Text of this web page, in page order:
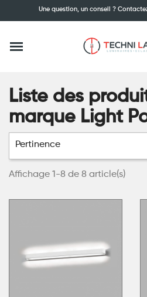
Une question, un conseil ?
Liste des
marque Light
Pertinence
Affichage 1-8 de 8 article(s)